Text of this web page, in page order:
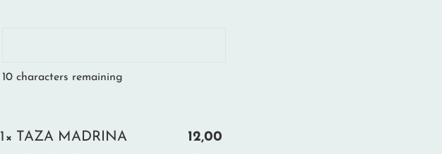
10characters remaining
1× TAZA MADRINA
12,00